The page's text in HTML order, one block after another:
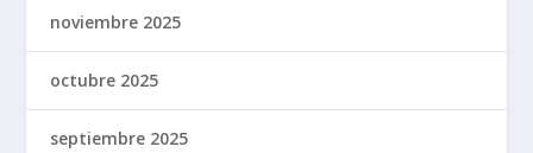
noviembre 2025
octubre 2025
septiembre 2025